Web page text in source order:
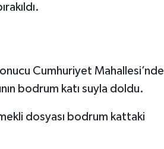
Cumhuriyet Mahallesi’nde
bodrum katı suyla doldu.
dosyası bodrum kattaki